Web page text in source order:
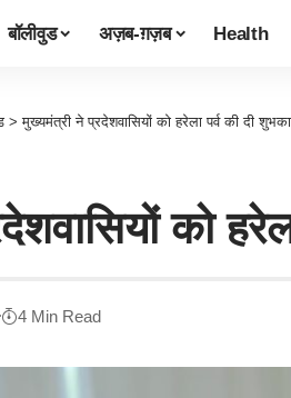
बॉलीवुड अज़ब-ग़ज़ब Health
>मुख्यमंत्री ने प्रदेशवासियों को हरेला पर्व की दी
को
4 Min Read